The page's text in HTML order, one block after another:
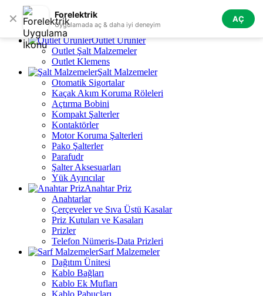
✕ Forelektrik
Uygulamada aç & daha iyi deneyim
AÇ
Skip to navigation Skip to main content
Tüm Kategoriler
Outlet Ürünler
Outlet Şalt Malzemeler
Outlet Klemens
Şalt Malzemeler
Otomatik Sigortalar
Kaçak Akım Koruma Röleleri
Açtırma Bobini
Kompakt Şalterler
Kontaktörler
Motor Koruma Şalterleri
Pako Şalterler
Parafudr
Şalter Aksesuarları
Yük Ayırıcılar
Anahtar Priz
Anahtarlar
Çerçeveler ve Sıva Üstü Kasalar
Priz Kutuları ve Kasaları
Prizler
Telefon Nümeris-Data Prizleri
Sarf Malzemeler
Dağıtım Ünitesi
Kablo Bağları
Kablo Ek Mufları
Kablo Pabuçları